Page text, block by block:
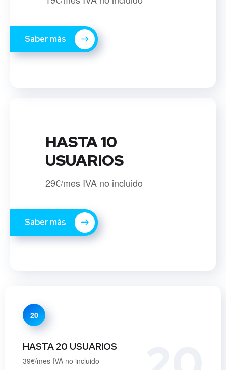
Saber más
HASTA 10
USUARIOS
29€/mes IVA no incluido
Saber más
20
HASTA 20 USUARIOS
39€/mes IVA no incluido